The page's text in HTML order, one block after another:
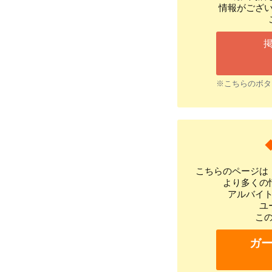
情報がござ
※こちらのボ
こちらのページ
より多くの
アルバイ
ユ
こ
ガ